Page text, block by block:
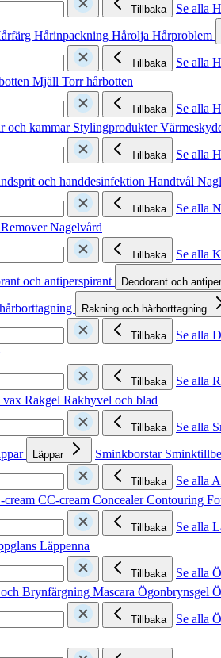
Tillbaka
Se alla
Hårinpackning Hårolja Hårproblem
Tillbaka
Se alla
Mjäll Torr hårbotten
Tillbaka
Se alla
och kammar Stylingprodukter
Tillbaka
Se alla
och handdesinfektion Handtvål
Tillbaka
Se alla
RemoverNagelvård
Tillbaka
Se alla
och antiperspirant Deodorant och
Rakning och hårborttagning
Tillbaka
Se alla
Tillbaka
Se alla
vax Rakgel Rakhyvel och blad
Tillbaka
Se alla
Läppar Sminkborstar
Tillbaka
Se alla
cream CC-cream ConcealerContouring
Tillbaka
Se alla
Läppenna
Tillbaka
Se alla
Brynfärgning Mascara Ögonbrynsgel
Tillbaka
Se alla